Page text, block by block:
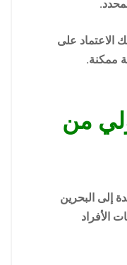
الاعتماد على
ممكنة.
من
إلى البحرين
الأفراد